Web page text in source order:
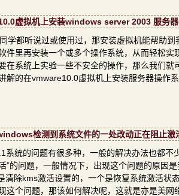
虚拟机上安装windows server 2003 服务
学都听说过或使用过，那安装虚拟机能帮助
件里再安装一个或多个操作系统，从而轻松
在系统上实验一些不安全的操作，那么我们
解的在vmware10.0虚拟机上安装服务器操作
检测到系统文件的一处改动正在阻止激
系统的问题有很多种，一般的解决办法也都
”的问题，一般情况下，出现这个问题的原因
清除kms激活设置的，一个是恢复系统激活
这个问题，那该如何解决呢，这就是亦是美网